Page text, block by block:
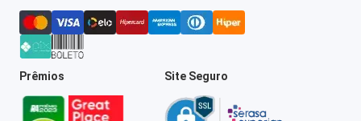
Prêmios Site Seguro